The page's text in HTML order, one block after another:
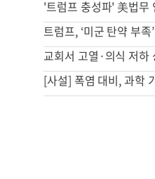
[사설] 폭염 대비, 과학